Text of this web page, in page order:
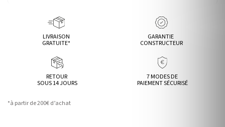
LIVRAISON
GRATUITE*
GARANTIE
CONSTRUCTEUR
RETOUR
SOUS 14 JOURS
7 MODES DE
PAIEMENT SÉCURISÉ
*à partir de 200€ d’achat